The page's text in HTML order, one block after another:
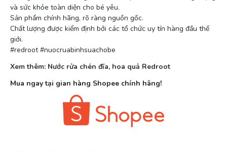
và sức khỏe toàn diện cho bé yêu.
Sản phẩm chính hãng, rõ ràng nguồn gốc.
Chất lượng được kiểm định bởi các tổ chức uy tín hàng đầu thế
giới.
#redroot #nuocruabinhsuachobe
Xem thêm: Nước rửa chén đĩa, hoa quả Redroot
Mua ngay tại gian hàng Shopee chính hãng!